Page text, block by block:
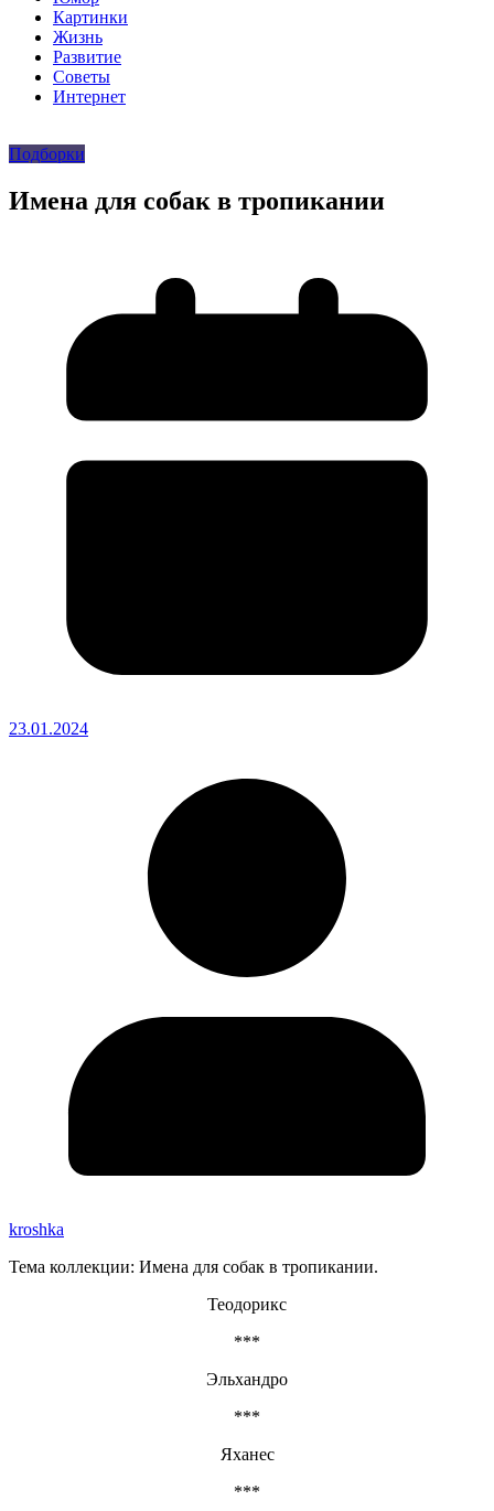
Картинки
Жизнь
Развитие
Советы
Интернет
Подборки
Имена для собак в тропикании
23.01.2024
kroshka
Тема коллекции: Имена для собак в тропикании.
Теодорикс
***
Эльхандро
***
Яханес
***